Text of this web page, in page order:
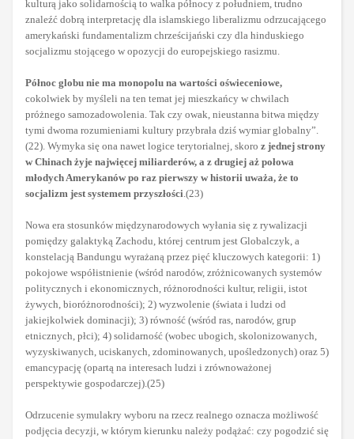
kulturą jako solidarnością to walka północy z południem, trudno
znaleźć dobrą interpretację dla islamskiego liberalizmu odrzucającego
amerykański fundamentalizm chrześcijański czy dla hinduskiego
socjalizmu stojącego w opozycji do europejskiego rasizmu.
Północ globu nie ma monopolu na wartości oświeceniowe,
cokolwiek by myśleli na ten temat jej mieszkańcy w chwilach
próżnego samozadowolenia. Tak czy owak, nieustanna bitwa między
tymi dwoma rozumieniami kultury przybrała dziś wymiar globalny”.
(22). Wymyka się ona nawet logice terytorialnej, skoro z jednej strony
w Chinach żyje najwięcej miliarderów, a z drugiej aż połowa
młodych Amerykanów po raz pierwszy w historii uważa, że to
socjalizm jest systemem przyszłości .(23)
Nowa era stosunków międzynarodowych wyłania się z rywalizacji
pomiędzy galaktyką Zachodu, której centrum jest Globalczyk, a
konstelacją Bandungu wyrażaną przez pięć kluczowych kategorii: 1)
pokojowe współistnienie (wśród narodów, zróżnicowanych systemów
politycznych i ekonomicznych, różnorodności kultur, religii, istot
żywych, bioróżnorodności); 2) wyzwolenie (świata i ludzi od
jakiejkolwiek dominacji); 3) równość (wśród ras, narodów, grup
etnicznych, płci); 4) solidarność (wobec ubogich, skolonizowanych,
wyzyskiwanych, uciskanych, zdominowanych, upośledzonych) oraz 5)
emancypację (opartą na interesach ludzi i zrównoważonej
perspektywie gospodarczej).(25)
Odrzucenie symulakry wyboru na rzecz realnego oznacza możliwość
podjęcia decyzji, w którym kierunku należy podążać: czy pogodzić się